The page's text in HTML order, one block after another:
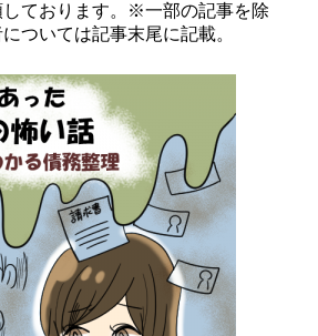
ております。※一部の記事を除
ついては記事末尾に記載。